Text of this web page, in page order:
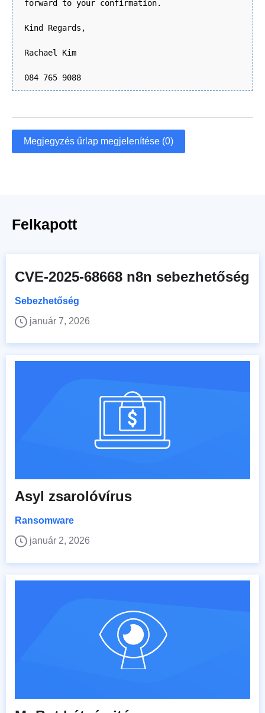
forward to your confirmation.
Kind Regards,
Rachael Kim
084 765 9088
Megjegyzés űrlap megjelenítése (0)
Felkapott
CVE-2025-68668 n8n sebezhetőség
Sebezhetőség
január 7, 2026
Asyl zsarolóvírus
Ransomware
január 2, 2026